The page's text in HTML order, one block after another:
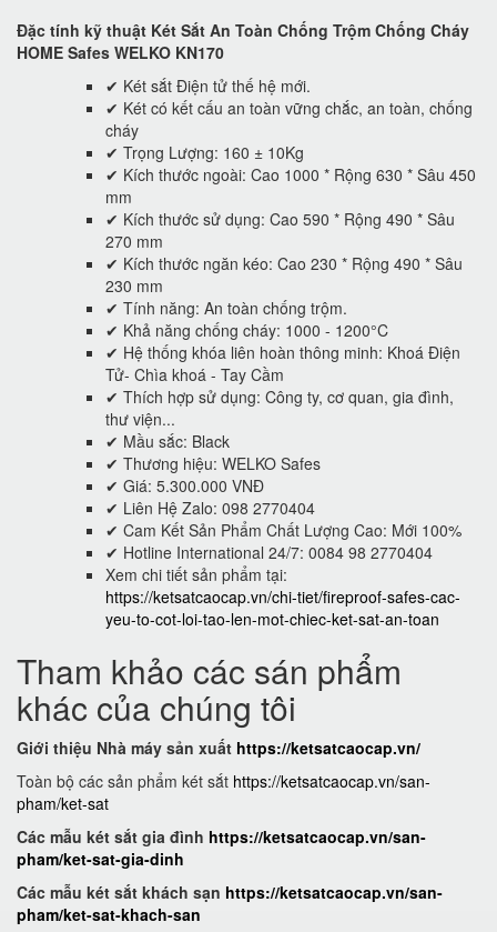
Đặc tính kỹ thuật Két Sắt An Toàn Chống Trộm Chống Cháy
HOME Safes WELKO KN170
✔ Két sắt Điện tử thế hệ mới.
✔ Két có kết cấu an toàn vững chắc, an toàn, chống
cháy
✔ Trọng Lượng: 160 ± 10Kg
✔ Kích thước ngoài: Cao 1000 * Rộng 630 * Sâu 450
mm
✔ Kích thước sử dụng: Cao 590 * Rộng 490 * Sâu
270 mm
✔ Kích thước ngăn kéo: Cao 230 * Rộng 490 * Sâu
230 mm
✔ Tính năng: An toàn chống trộm.
✔ Khả năng chống cháy: 1000 - 1200°C
✔ Hệ thống khóa liên hoàn thông minh: Khoá Điện
Tử- Chìa khoá - Tay Cầm
✔ Thích hợp sử dụng: Công ty, cơ quan, gia đình,
thư viện...
✔ Mầu sắc: Black
✔ Thương hiệu: WELKO Safes
✔ Giá: 5.300.000 VNĐ
✔ Liên Hệ Zalo: 098 2770404
✔ Cam Kết Sản Phẩm Chất Lượng Cao: Mới 100%
✔ Hotline International 24/7: 0084 98 2770404
Xem chi tiết sản phẩm tại:
https://ketsatcaocap.vn/chi-tiet/fireproof-safes-cac-
yeu-to-cot-loi-tao-len-mot-chiec-ket-sat-an-toan
Tham khảo các sán phẩm
khác của chúng tôi
Giới thiệu Nhà máy sản xuất https://ketsatcaocap.vn/
Toàn bộ các sản phẩm két sắt https://ketsatcaocap.vn/san-
pham/ket-sat
Các mẫu két sắt gia đình https://ketsatcaocap.vn/san-
pham/ket-sat-gia-dinh
Các mẫu két sắt khách sạn https://ketsatcaocap.vn/san-
pham/ket-sat-khach-san